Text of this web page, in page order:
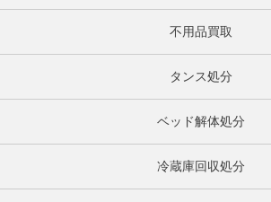
不用品買取
タンス処分
ベッド解体処分
冷蔵庫回収処分